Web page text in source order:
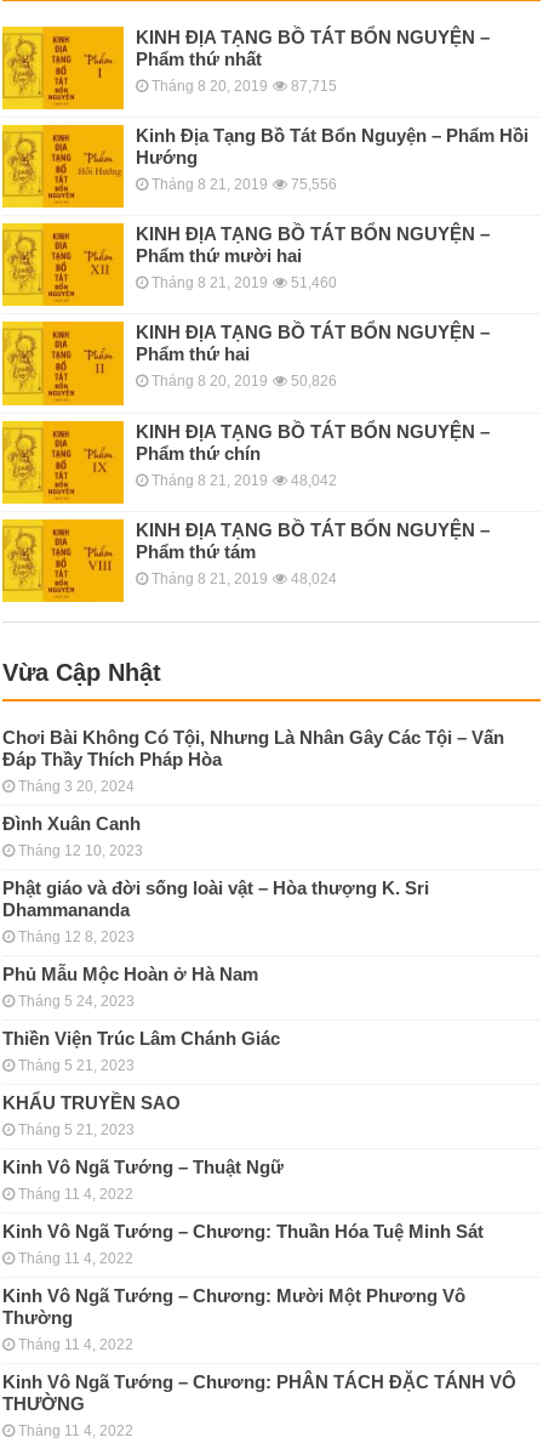
KINH ÐỊA TẠNG BỒ TÁT BỔN NGUYỆN –
Phẩm thứ nhất
Tháng 8 20, 2019 87,715
Kinh Địa Tạng Bồ Tát Bổn Nguyện – Phẩm Hồi
Hướng
Tháng 8 21, 2019 75,556
KINH ÐỊA TẠNG BỒ TÁT BỔN NGUYỆN –
Phẩm thứ mười hai
Tháng 8 21, 2019 51,460
KINH ÐỊA TẠNG BỒ TÁT BỔN NGUYỆN –
Phẩm thứ hai
Tháng 8 20, 2019 50,826
KINH ÐỊA TẠNG BỒ TÁT BỔN NGUYỆN –
Phẩm thứ chín
Tháng 8 21, 2019 48,042
KINH ÐỊA TẠNG BỒ TÁT BỔN NGUYỆN –
Phẩm thứ tám
Tháng 8 21, 2019 48,024
Vừa Cập Nhật
Chơi Bài Không Có Tội, Nhưng Là Nhân Gây Các Tội – Vấn
Đáp Thầy Thích Pháp Hòa
Tháng 3 20, 2024
Đình Xuân Canh
Tháng 12 10, 2023
Phật giáo và đời sống loài vật – Hòa thượng K. Sri
Dhammananda
Tháng 12 8, 2023
Phủ Mẫu Mộc Hoàn ở Hà Nam
Tháng 5 24, 2023
Thiền Viện Trúc Lâm Chánh Giác
Tháng 5 21, 2023
KHẨU TRUYỀN SAO
Tháng 5 21, 2023
Kinh Vô Ngã Tướng – Thuật Ngữ
Tháng 11 4, 2022
Kinh Vô Ngã Tướng – Chương: Thuần Hóa Tuệ Minh Sát
Tháng 11 4, 2022
Kinh Vô Ngã Tướng – Chương: Mười Một Phương Vô
Thường
Tháng 11 4, 2022
Kinh Vô Ngã Tướng – Chương: PHÂN TÁCH ÐẶC TÁNH VÔ
THƯỜNG
Tháng 11 4, 2022